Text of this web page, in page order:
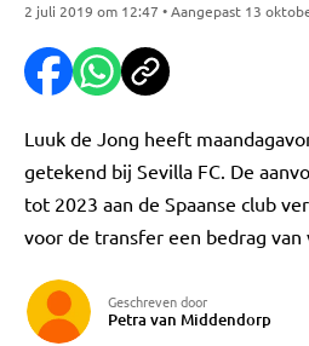
2 juli 2019 om 12:47 • Aangepast 13
Luuk de Jong heeft
getekend bij Sevilla FC. De
tot 2023 aan de Spaanse club
voor de transfer een bedrag
Geschreven door
Petra van Middendorp